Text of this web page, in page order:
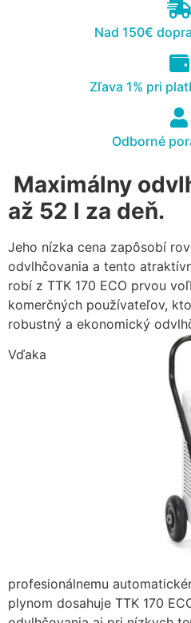
Nad 150€
Zľava 1% pri
Odborné
Maximálny
až 52 l za deň.
Jeho nízka cena zapôsobí
odvlhčovania a tento
robí z TTK 170 ECO prvou
komerčných používateľov,
robustný a ekonomický
Vďaka
profesionálnemu
plynom dosahuje TTK 170